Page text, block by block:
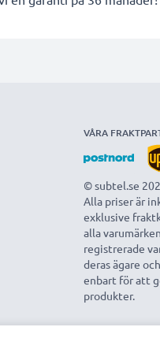
VÅRA
© subtel.se
Alla priser är
exklusive
alla
registrerade
deras ägare
enbart för att
produkter.